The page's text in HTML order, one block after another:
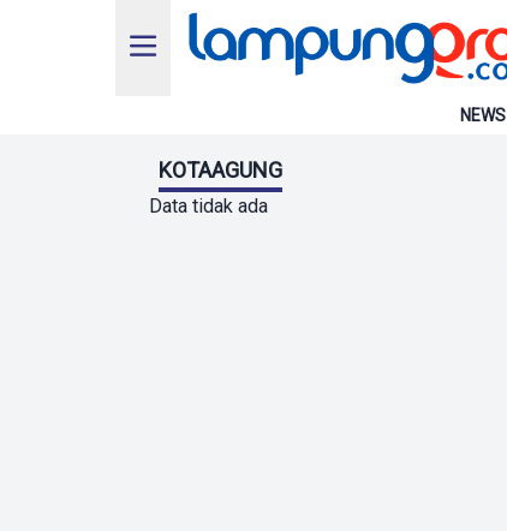
NEWS
KOTAAGUNG
Data tidak ada